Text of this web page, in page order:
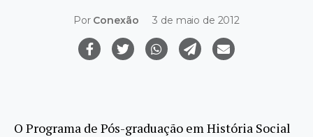
Por Conexão 3 de maio de 2012
O Programa de Pós-graduação em História Social